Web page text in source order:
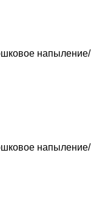
напыление/
напыление/